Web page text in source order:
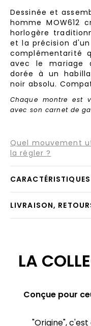
Dessinée et
homme MOW612
horlogère
et la précision
complémentarité
avec le mariage
dorée à un
noir absolu.
Chaque montre est
avec son carnet de
Quel mouvement
la régler ?
LIVRAISON,
LA
Conçue pour
"Origine",